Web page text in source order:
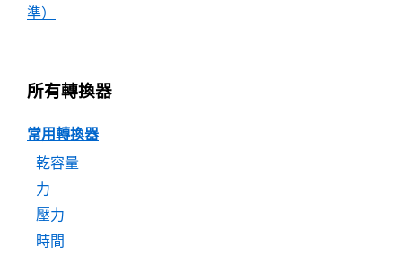
準）
所有轉換器
常用轉換器
乾容量
力
壓力
時間